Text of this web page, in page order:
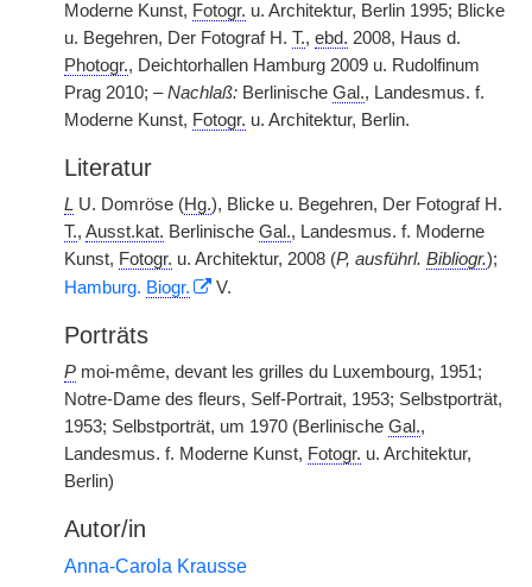
Moderne Kunst, Fotogr. u. Architektur, Berlin 1995; Blicke
u. Begehren, Der Fotograf H. T., ebd. 2008, Haus d.
Photogr., Deichtorhallen Hamburg 2009 u. Rudolfinum
Prag 2010; –Nachlaß: Berlinische Gal., Landesmus. f.
Moderne Kunst, Fotogr. u. Architektur, Berlin.
Literatur
L U. Domröse (Hg.), Blicke u. Begehren, Der Fotograf H.
T., Ausst.kat. Berlinische Gal., Landesmus. f. Moderne
Kunst, Fotogr. u. Architektur, 2008 (P, ausführl. Bibliogr.);
Hamburg. Biogr. V.
Porträts
P moi-même, devant les grilles du Luxembourg, 1951;
Notre-Dame des fleurs, Self-Portrait, 1953; Selbstporträt,
1953; Selbstporträt, um 1970 (Berlinische Gal.,
Landesmus. f. Moderne Kunst, Fotogr. u. Architektur,
Berlin)
Autor/in
Anna-Carola Krausse